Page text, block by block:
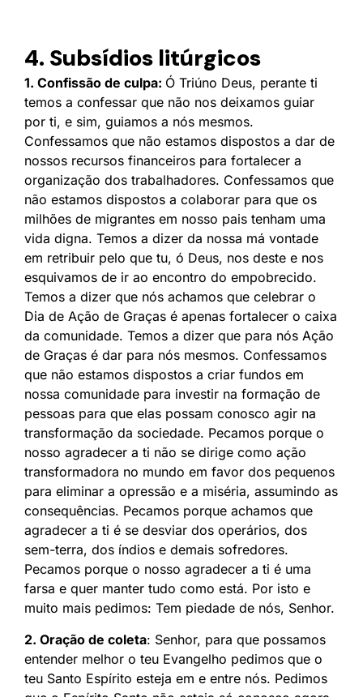
4. Subsídios litúrgicos
1. Confissão de culpa: Ó Triúno Deus, perante ti
temos a confessar que não nos deixamos guiar
por ti, e sim, guiamos a nós mesmos.
Confessamos que não estamos dispostos a dar de
nossos recursos financeiros para fortalecer a
organização dos trabalhadores. Confessamos que
não estamos dispostos a colaborar para que os
milhões de migrantes em nosso pais tenham uma
vida digna. Temos a dizer da nossa má vontade
em retribuir pelo que tu, ó Deus, nos deste e nos
esquivamos de ir ao encontro do empobrecido.
Temos a dizer que nós achamos que celebrar o
Dia de Ação de Graças é apenas fortalecer o caixa
da comunidade. Temos a dizer que para nós Ação
de Graças é dar para nós mesmos. Confessamos
que não estamos dispostos a criar fundos em
nossa comunidade para investir na formação de
pessoas para que elas possam conosco agir na
transformação da sociedade. Pecamos porque o
nosso agradecer a ti não se dirige como ação
transformadora no mundo em favor dos pequenos
para eliminar a opressão e a miséria, assumindo as
consequências. Pecamos porque achamos que
agradecer a ti é se desviar dos operários, dos
sem-terra, dos índios e demais sofredores.
Pecamos porque o nosso agradecer a ti é uma
farsa e quer manter tudo como está. Por isto e
muito mais pedimos: Tem piedade de nós, Senhor.
2. Oração de coleta: Senhor, para que possamos
entender melhor o teu Evangelho pedimos que o
teu Santo Espírito esteja em e entre nós. Pedimos